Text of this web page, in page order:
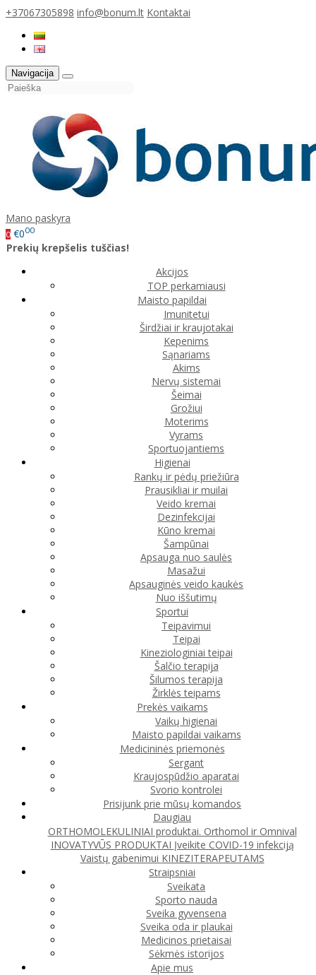
+37067305898 info@bonum.lt Kontaktai
Navigacija
Mano paskyra
0 €000
Prekių krepšelis tuščias!
Akcijos
TOP perkamiausi
Maisto papildai
Imunitetui
Širdžiai ir kraujotakai
Kepenims
Sąnariams
Akims
Nervų sistemai
Šeimai
Grožiui
Moterims
Vyrams
Sportuojantiems
Higienai
Rankų ir pėdų priežiūra
Prausikliai ir muilai
Veido kremai
Dezinfekcijai
Kūno kremai
Šampūnai
Apsauga nuo saulės
Masažui
Apsauginės veido kaukės
Nuo iššutimų
Sportui
Teipavimui
Teipai
Kineziologiniai teipai
Šalčio terapija
Šilumos terapija
Žirklės teipams
Prekės vaikams
Vaikų higienai
Maisto papildai vaikams
Medicininės priemonės
Sergant
Kraujospūdžio aparatai
Svorio kontrolei
Prisijunk prie mūsų komandos
Daugiau
ORTHOMOLEKULINIAI produktai. Orthomol ir Omnival
INOVATYVŪS PRODUKTAI Įveikite COVID-19 infekciją
Vaistų gabenimui KINEZITERAPEUTAMS
Straipsniai
Sveikata
Sporto nauda
Sveika gyvensena
Sveika oda ir plaukai
Medicinos prietaisai
Sėkmės istorijos
Apie mus